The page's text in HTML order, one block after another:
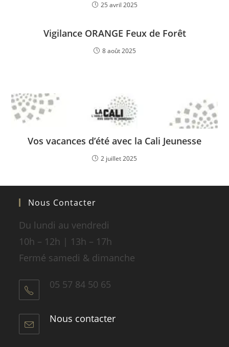
25 avril 2025
Vigilance ORANGE Feux de Forêt
8 août 2025
Vos vacances d’été avec la Cali Jeunesse
2 juillet 2025
Nous Contacter
Du lundi au vendredi
10h – 12h | 13h – 17h
Fermé samedi & dimanche
05 57 84 50 65
Nous contacter